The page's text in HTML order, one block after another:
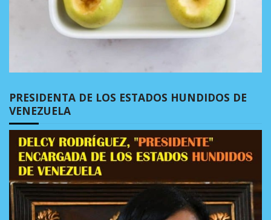
PRESIDENTA DE LOS ESTADOS HUNDIDOS DE
VENEZUELA